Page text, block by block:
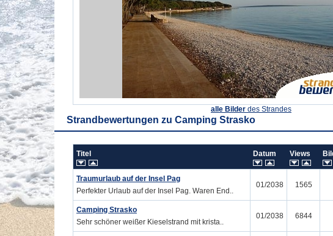
alle Bilder des Strandes
Strandbewertungen zu Camping Strasko
Titel Datum Views
Traumurlaub auf der Insel Pag
Perfekter Urlaub auf der Insel Pag. Waren End..
01/2038 1565
Camping Strasko
Sehr schöner weißer Kieselstrand mit krista..
01/2038 6844